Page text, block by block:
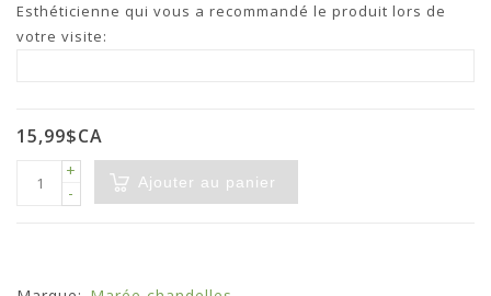
Esthéticienne qui vous a recommandé le produit lors de
votre visite:
15,99$CA
+
-
Ajouter au panier